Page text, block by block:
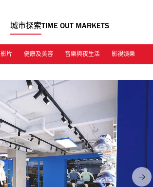
城市探索TIME OUT MARKETS
影片 健康及美容 音樂與夜生活 影視娛樂